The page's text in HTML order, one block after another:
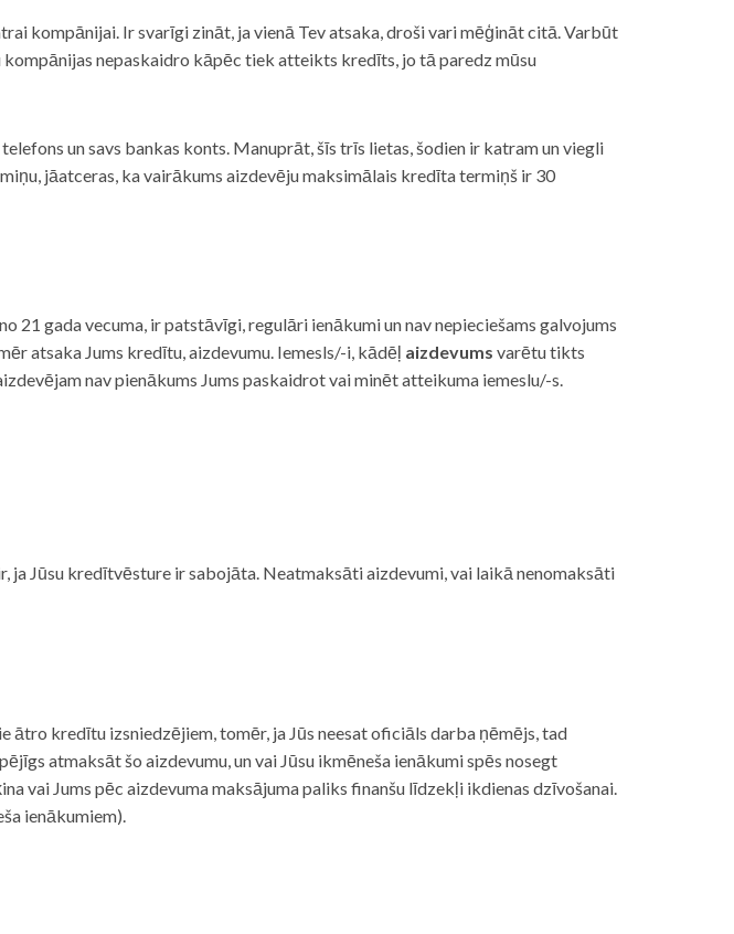
kompānijai. Ir svarīgi zināt, ja vienā Tev atsaka, droši vari mēģināt citā. Varbūt
nepaskaidro kāpēc tiek atteikts kredīts, jo tā paredz mūsu
un savs bankas konts. Manuprāt, šīs trīs lietas, šodien ir katram un viegli
jāatceras, ka vairākums aizdevēju maksimālais kredīta termiņš ir 30
gada vecuma, ir patstāvīgi, regulāri ienākumi un nav nepieciešams galvojums
atsaka Jums kredītu, aizdevumu. Iemesls/-i, kādēļ aizdevums varētu tikts
nav pienākums Jums paskaidrot vai minēt atteikuma iemeslu/-s.
ja Jūsu kredītvēsture ir sabojāta. Neatmaksāti aizdevumi, vai laikā nenomaksāti
ātro kredītu izsniedzējiem, tomēr, ja Jūs neesat oficiāls darba ņēmējs, tad
atmaksāt šo aizdevumu, un vai Jūsu ikmēneša ienākumi spēs nosegt
vai Jums pēc aizdevuma maksājuma paliks finanšu līdzekļi ikdienas dzīvošanai.
ienākumiem).